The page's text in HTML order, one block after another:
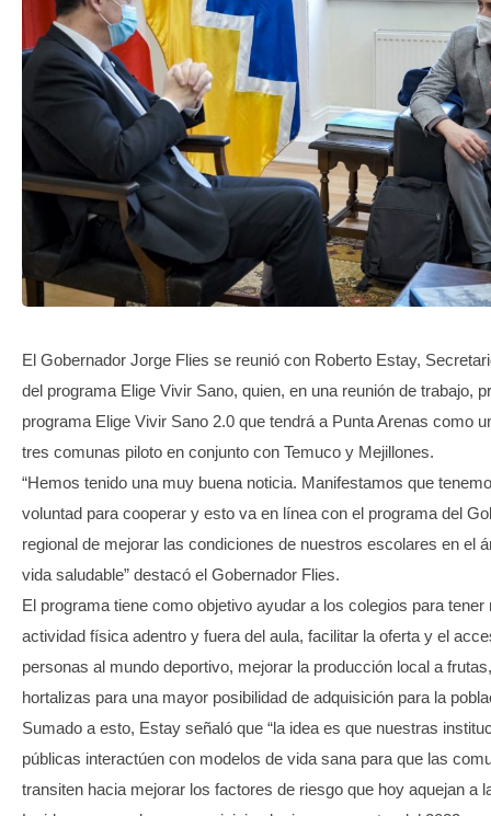
VIDEOS
GALERIA DE FOTOS
APP MÓVIL
TRANSPARENCIA
El Gobernador Jorge Flies se reunió con Roberto Estay,
del programa Elige Vivir Sano, quien, en una reunión de trabajo,
programa Elige Vivir Sano 2.0 que tendrá a Punta Arenas como
tres comunas piloto en conjunto con Temuco y Mejillones.
“Hemos tenido una muy buena noticia. Manifestamos que
voluntad para cooperar y esto va en línea con el programa del
regional de mejorar las condiciones de nuestros escolares en el
vida saludable” destacó el Gobernador Flies.
El programa tiene como objetivo ayudar a los colegios para
actividad física adentro y fuera del aula, facilitar la oferta y el
personas al mundo deportivo, mejorar la producción local a
hortalizas para una mayor posibilidad de adquisición para la
Sumado a esto, Estay señaló que “la idea es que nuestras
públicas interactúen con modelos de vida sana para que las
transiten hacia mejorar los factores de riesgo que hoy aquejan a